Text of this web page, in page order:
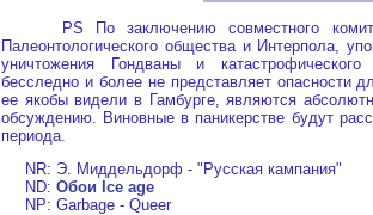
PS По заключению совместного
Палеонтологического общества и Интерпола,
уничтожения Гондваны и
бесследно и более не представляет опасности
ее якобы видели в Гамбурге, являются
обсуждению. Виновные в паникерстве будут
периода.
NR: Э. Миддельдорф - "Русская кампания"
ND: Обои Ice age
NP: Garbage - Queer